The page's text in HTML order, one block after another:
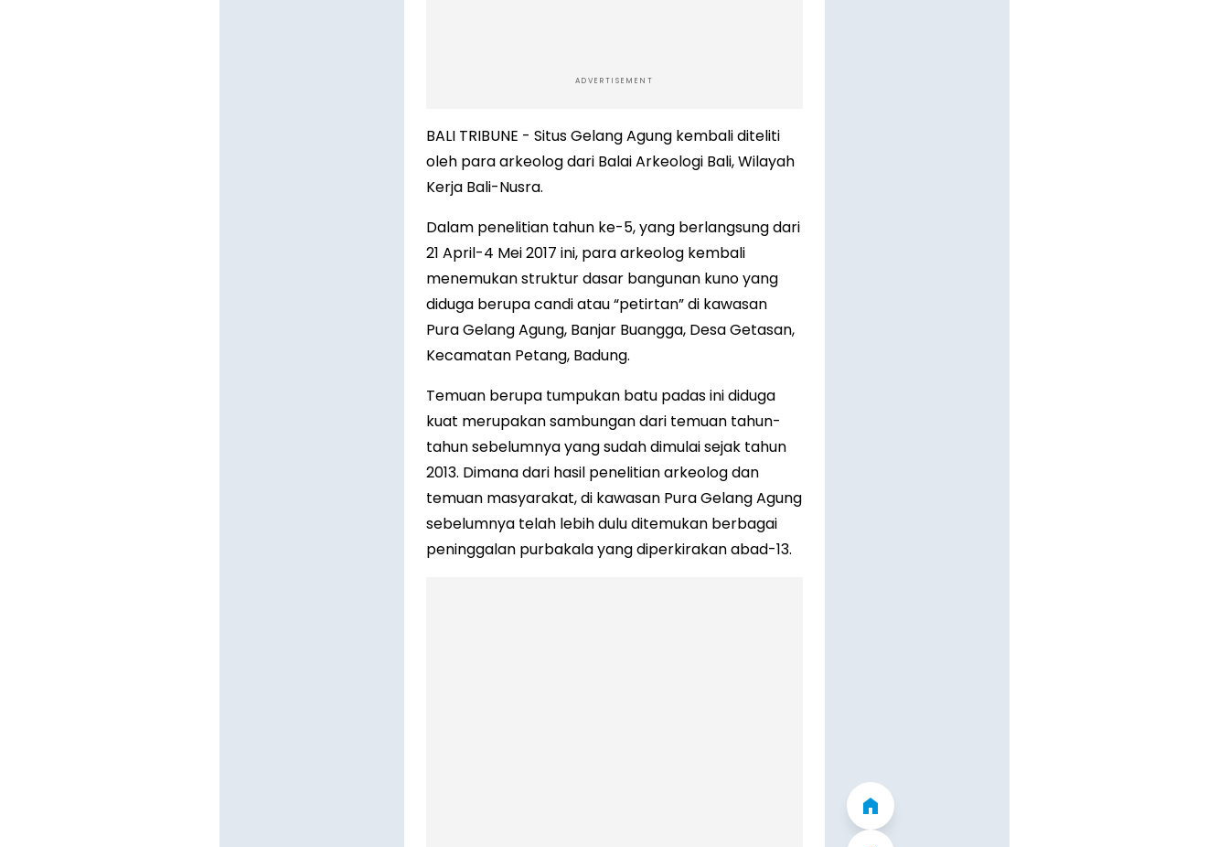
ADVERTISEMENT
BALI TRIBUNE - Situs Gelang Agung kembali diteliti
oleh para arkeolog dari Balai Arkeologi Bali, Wilayah
Kerja Bali-Nusra.
Dalam penelitian tahun ke-5, yang berlangsung dari
21 April-4 Mei 2017 ini, para arkeolog kembali
menemukan struktur dasar bangunan kuno yang
diduga berupa candi atau “petirtan” di kawasan
Pura Gelang Agung, Banjar Buangga, Desa Getasan,
Kecamatan Petang, Badung.
Temuan berupa tumpukan batu padas ini diduga
kuat merupakan sambungan dari temuan tahun-
tahun sebelumnya yang sudah dimulai sejak tahun
2013. Dimana dari hasil penelitian arkeolog dan
temuan masyarakat, di kawasan Pura Gelang Agung
sebelumnya telah lebih dulu ditemukan berbagai
peninggalan purbakala yang diperkirakan abad-13.